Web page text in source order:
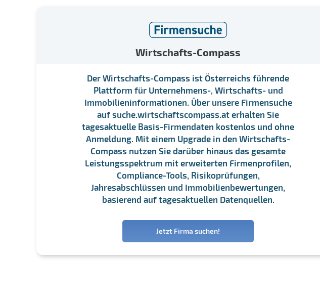
Wirtschafts-Compass
Der Wirtschafts-Compass ist Österreichs führende
Plattform für Unternehmens-, Wirtschafts- und
Immobilieninformationen. Über unsere Firmensuche
auf suche.wirtschaftscompass.at erhalten Sie
tagesaktuelle Basis-Firmendaten kostenlos und ohne
Anmeldung. Mit einem Upgrade in den Wirtschafts-
Compass nutzen Sie darüber hinaus das gesamte
Leistungsspektrum mit erweiterten Firmenprofilen,
Compliance-Tools, Risikoprüfungen,
Jahresabschlüssen und Immobilienbewertungen,
basierend auf tagesaktuellen Datenquellen.
Jetzt Firma suchen!